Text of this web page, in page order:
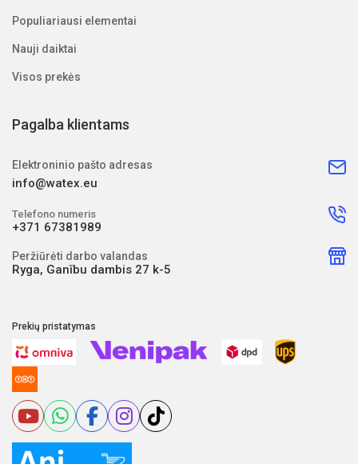
Populiariausi elementai
Nauji daiktai
Visos prekės
Pagalba klientams
Elektroninio pašto adresas
info@watex.eu
Telefono numeris
+371 67381989
Peržiūrėti darbo valandas
Ryga, Ganību dambis 27 k-5
Prekių pristatymas